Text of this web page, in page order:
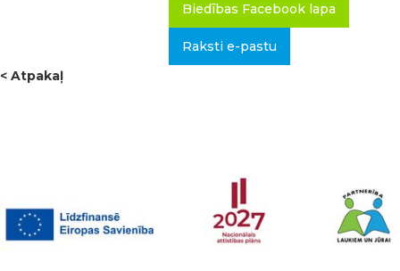
Biedības Facebook lapa
Raksti e-pastu
< Atpakaļ